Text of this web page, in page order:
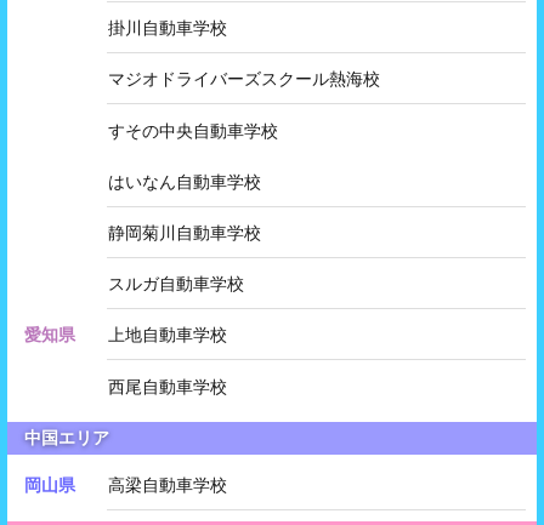
掛川自動車学校
マジオドライバーズスクール熱海校
すその中央自動車学校
はいなん自動車学校
静岡菊川自動車学校
スルガ自動車学校
愛知県 上地自動車学校
西尾自動車学校
中国エリア
岡山県 高梁自動車学校